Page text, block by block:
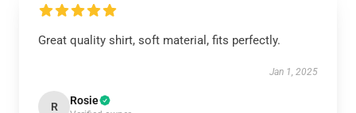
Great quality shirt, soft material, fits perfectly.
Jan 1, 2025
R Rosie